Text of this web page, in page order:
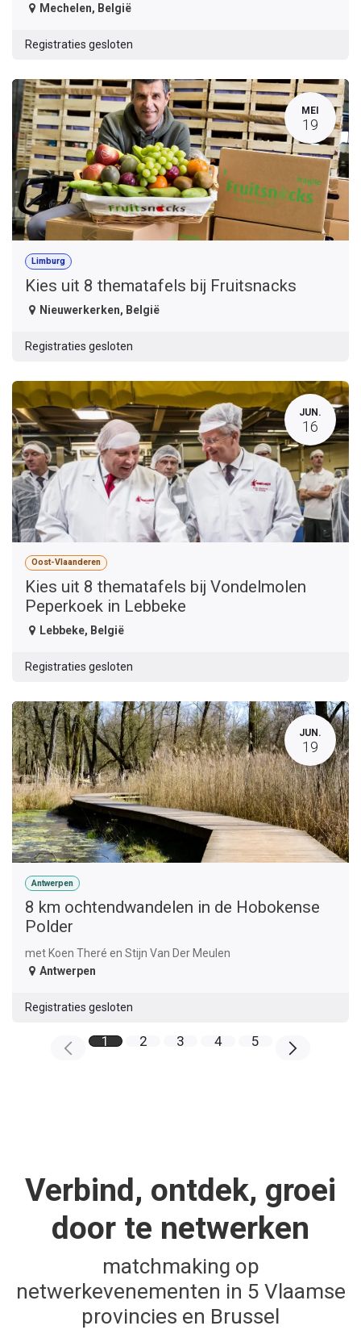
Mechelen, België
Registraties gesloten
MEI
19
Limburg
Kies uit 8 thematafels bij Fruitsnacks
Nieuwerkerken, België
Registraties gesloten
JUN.
16
Oost-Vlaanderen
Kies uit 8 thematafels bij Vondelmolen
Peperkoek in Lebbeke
Lebbeke, België
Registraties gesloten
JUN.
19
Antwerpen
8 km ochtendwandelen in de Hobokense
Polder
met Koen Theré en Stijn Van Der Meulen
Antwerpen
Registraties gesloten
1 2 3 4 5
Verbind, ontdek, groei
door te netwerken
matchmaking op
netwerkevenementen in 5 Vlaamse
provincies en Brussel